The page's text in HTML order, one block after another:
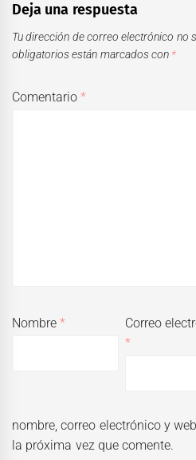
Deja una respuesta
Tu dirección de correo electrónico no
obligatorios están marcados con *
Comentario*
Nombre*
Correo
*
nombre, correo electrónico y
la próxima vez que comente.